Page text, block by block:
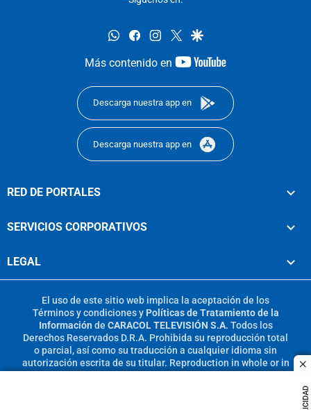
whatsappfacebookinstagram
twittergoogle
Más contenido en
youtube-
Descarga nuestra app en
Descarga nuestra app en
RED DE PORTALES
SERVICIOS CORPORATIVOS
LEGAL
El uso de este sitio web implica la aceptación de los
Términos y condicionesy Políticas de Tratamiento de la
Información de CARACOL TELEVISIÓN S.A. Todos los
Derechos Reservados D.R.A. Prohibida su reproducción total
o parcial, así como su traducción a cualquier idioma sin
autorización escrita de su titular. Reproduction in whole or in